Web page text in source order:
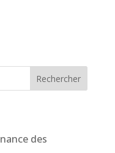
Rechercher
des